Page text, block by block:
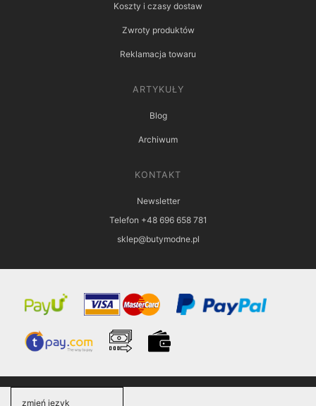
Koszty i czasy dostaw
Zwroty produktów
Reklamacja towaru
ARTYKUŁY
Blog
Archiwum
KONTAKT
Newsletter
Telefon +48 696 658 781
sklep@butymodne.pl
zmień język